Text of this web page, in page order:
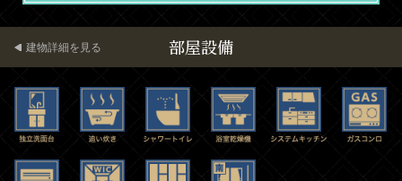
部屋設備
建物詳細を見る